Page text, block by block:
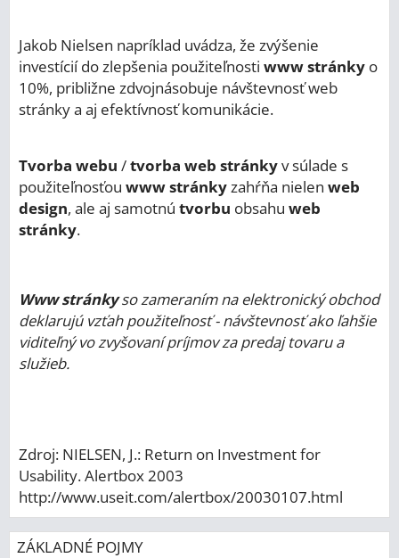
Jakob Nielsen napríklad uvádza, že zvýšenie
investícií do zlepšenia použiteľnosti www stránky o
10%, približne zdvojnásobuje návštevnosť web
stránky a aj efektívnosť komunikácie.
Tvorba webu /tvorba web stránkyv súlade s
použiteľnosťou www stránkyzahŕňa nielen web
design, ale aj samotnú tvorbu obsahu web
stránky.
Www stránkyso zameraním na elektronický obchod
deklarujú vzťah použiteľnosť - návštevnosť ako ľahšie
viditeľný vo zvyšovaní príjmov za predaj tovaru a
služieb.
Zdroj: NIELSEN, J.: Return on Investment for
Usability. Alertbox 2003
http://www.useit.com/alertbox/20030107.html
ZÁKLADNÉ POJMY